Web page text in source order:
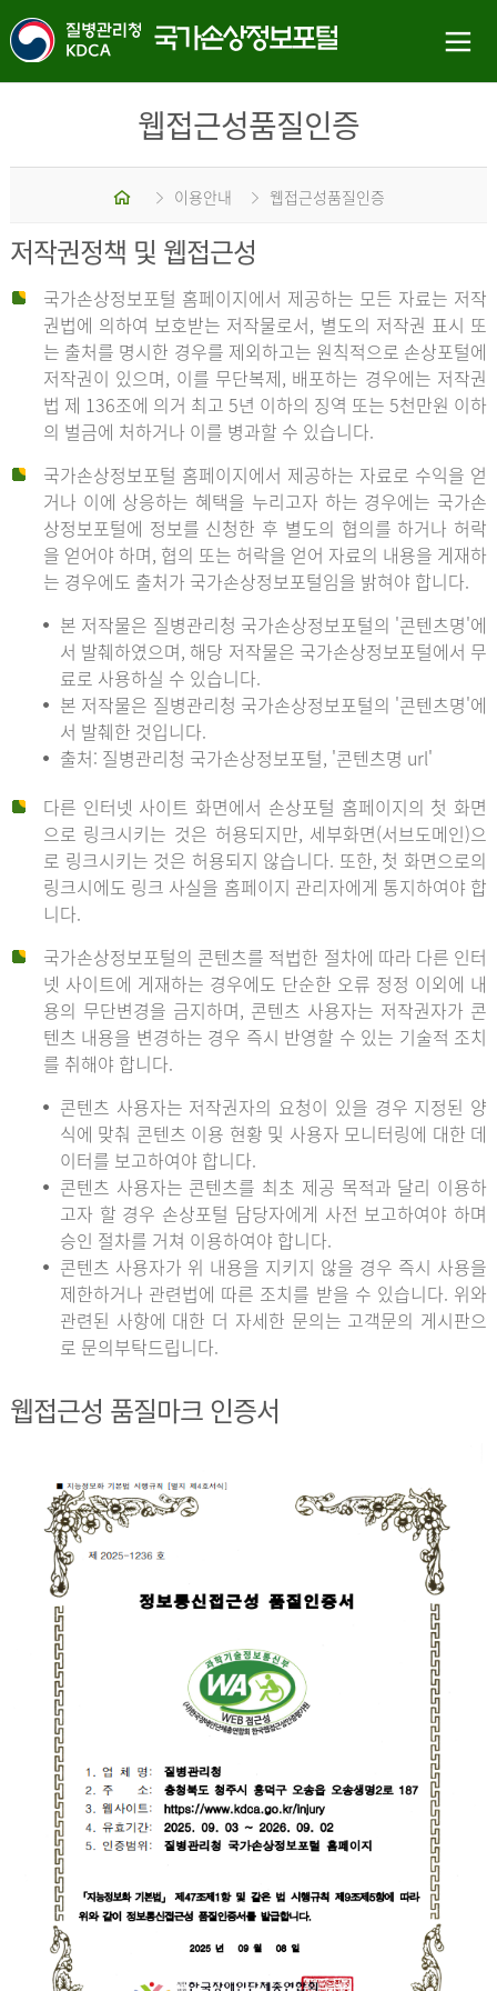
웹접근성품질인증
홈 이용안내 웹접근성품질인증
저작권정책 및 웹접근성
국가손상정보포털 홈페이지에서 제공하는 모든 자료는 저작
권법에 의하여 보호받는 저작물로서, 별도의 저작권 표시 또
는 출처를 명시한 경우를 제외하고는 원칙적으로 손상포털에
저작권이 있으며, 이를 무단복제, 배포하는 경우에는 저작권
법 제 136조에 의거 최고 5년 이하의 징역 또는 5천만원 이하
의 벌금에 처하거나 이를 병과할 수 있습니다.
국가손상정보포털 홈페이지에서 제공하는 자료로 수익을 얻
거나 이에 상응하는 혜택을 누리고자 하는 경우에는 국가손
상정보포털에 정보를 신청한 후 별도의 협의를 하거나 허락
을 얻어야 하며, 협의 또는 허락을 얻어 자료의 내용을 게재하
는 경우에도 출처가 국가손상정보포털임을 밝혀야 합니다.
본 저작물은 질병관리청 국가손상정보포털의 '콘텐츠명'에
서 발췌하였으며, 해당 저작물은 국가손상정보포털에서 무
료로 사용하실 수 있습니다.
본 저작물은 질병관리청 국가손상정보포털의 '콘텐츠명'에
서 발췌한 것입니다.
출처: 질병관리청 국가손상정보포털, '콘텐츠명 url'
다른 인터넷 사이트 화면에서 손상포털 홈페이지의 첫 화면
으로 링크시키는 것은 허용되지만, 세부화면(서브도메인)으
로 링크시키는 것은 허용되지 않습니다. 또한, 첫 화면으로의
링크시에도 링크 사실을 홈페이지 관리자에게 통지하여야 합
니다.
국가손상정보포털의 콘텐츠를 적법한 절차에 따라 다른 인터
넷 사이트에 게재하는 경우에도 단순한 오류 정정 이외에 내
용의 무단변경을 금지하며, 콘텐츠 사용자는 저작권자가 콘
텐츠 내용을 변경하는 경우 즉시 반영할 수 있는 기술적 조치
를 취해야 합니다.
콘텐츠 사용자는 저작권자의 요청이 있을 경우 지정된 양
식에 맞춰 콘텐츠 이용 현황 및 사용자 모니터링에 대한 데
이터를 보고하여야 합니다.
콘텐츠 사용자는 콘텐츠를 최초 제공 목적과 달리 이용하
고자 할 경우 손상포털 담당자에게 사전 보고하여야 하며
승인 절차를 거쳐 이용하여야 합니다.
콘텐츠 사용자가 위 내용을 지키지 않을 경우 즉시 사용을
제한하거나 관련법에 따른 조치를 받을 수 있습니다. 위와
관련된 사항에 대한 더 자세한 문의는 고객문의 게시판으
로 문의부탁드립니다.
웹접근성 품질마크 인증서